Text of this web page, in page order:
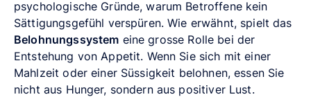
psychologische Gründe, warum Betroffene kein
Sättigungsgefühl verspüren. Wie erwähnt, spielt das
Belohnungssystem eine grosse Rolle bei der
Entstehung von Appetit. Wenn Sie sich mit einer
Mahlzeit oder einer Süssigkeit belohnen, essen Sie
nicht aus Hunger, sondern aus positiver Lust.